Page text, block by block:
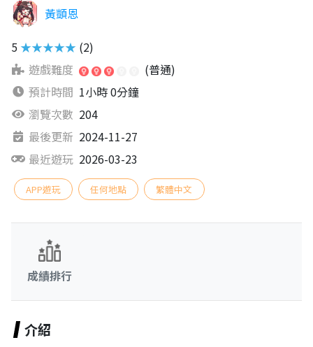
黃顗恩
5 ★★★★★ (2)
遊戲難度
(普通)
預計時間 1小時 0分鐘
瀏覽次數 204
最後更新 2024-11-27
最近遊玩 2026-03-23
APP遊玩 任何地點 繁體中文
成績排行
介紹